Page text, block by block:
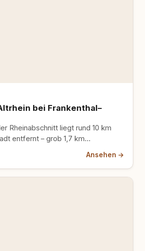
bei Frankenthal–
Rheinabschnitt liegt rund 10 km
entfernt – grob 1,7 km
Ansehen →